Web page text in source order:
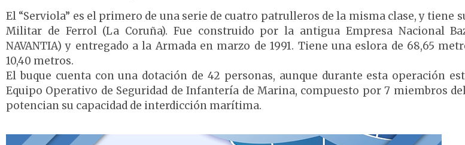
El “Serviola” es el primero de una serie de cuatro patrulleros de la misma clase, y tiene
Militar de Ferrol (La Coruña). Fue construido por la antigua Empresa Nacional
NAVANTIA) y entregado a la Armada en marzo de 1991. Tiene una eslora de 68,65
10,40 metros.
El buque cuenta con una dotación de 42 personas, aunque durante esta operación
Equipo Operativo de Seguridad de Infantería de Marina, compuesto por 7 miembros
potencian su capacidad de interdicción marítima.